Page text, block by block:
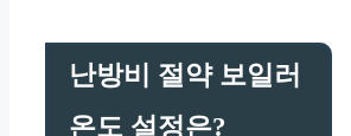
난방비 절약 보일러
온도 설정은?